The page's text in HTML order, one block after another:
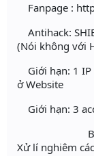
Fanpage :
Antihack:
(Nói không với
Giới hạn: 1 IP
ở Website
Giới hạn: 3
BQT cam
Xử lí nghiêm